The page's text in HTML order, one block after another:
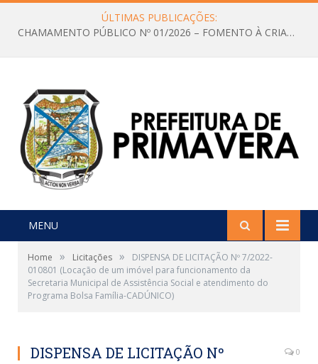
ÚLTIMAS PUBLICAÇÕES:
CHAMAMENTO PÚBLICO Nº 01/2026 – FOMENTO À CRIAÇÃO E A CIRCULAÇÃO DE PRODUÇÕES CULTURAIS – Aldir Blanc
MENU
Home » Licitações »
DISPENSA DE LICITAÇÃO Nº 7/2022-
010801 (Locação de um imóvel para funcionamento da
Secretaria Municipal de Assistência Social e atendimento do
Programa Bolsa Família-CADÚNICO)
DISPENSA DE LICITAÇÃO Nº
0